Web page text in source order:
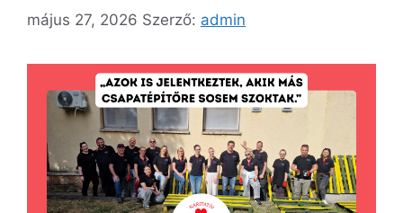
május 27, 2026 Szerző: admin